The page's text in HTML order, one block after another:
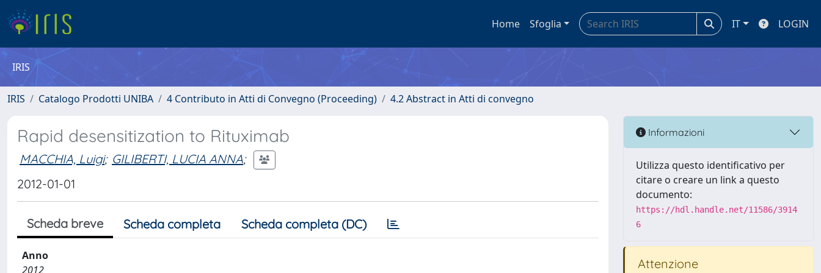
Home Sfoglia IT LOGIN
IRIS
IRIS Catalogo Prodotti UNIBA 4 Contributo in Atti di Convegno (Proceeding) 4.2 Abstract in Atti di convegno
Rapid desensitization to Rituximab
MACCHIA, Luigi; GILIBERTI, LUCIA ANNA;
2012-01-01
Scheda breve Scheda completa Scheda completa (DC)
Anno
2012
Informazioni
Utilizza questo identificativo per
citare o creare un link a questo
documento:
https://hdl.handle.net/11586/3914
6
Attenzione